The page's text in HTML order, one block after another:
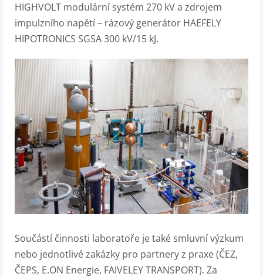
HIGHVOLT modulární systém 270 kV a zdrojem
impulzního napětí – rázový generátor HAEFELY
HIPOTRONICS SGSA 300 kV/15 kJ.
Součástí činnosti laboratoře je také smluvní výzkum
nebo jednotlivé zakázky pro partnery z praxe (ČEZ,
ČEPS, E.ON Energie, FAIVELEY TRANSPORT). Za